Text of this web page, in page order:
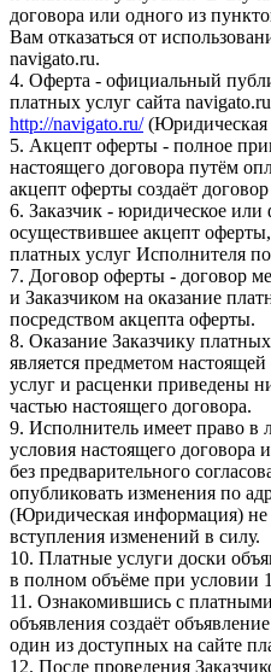
договора или одного из
Вам отказаться от
navigato.ru.
4. Оферта - официальный
платных услуг сайта
http://navigato.ru/(Юридическая
5. Акцепт оферты - полное
настоящего договора путём
акцепт оферты создаёт
6. Заказчик - юридическое или
осуществившее акцепт
платных услуг Исполнителя
7. Договор оферты - договор
и Заказчиком на оказание
посредством акцепта оферты.
8. Оказание Заказчику
является предметом
услуг и расценки приведены
частью настоящего договора.
9. Исполнитель имеет право в
условия настоящего договора
без предварительного
опубликовать изменения по
(Юридическая информация) не
вступления изменений в силу.
10. Платные услуги доски
в полном объёме при условии
11. Ознакомившись с
объявления создаёт
один из доступных на сайте
12. После проведения